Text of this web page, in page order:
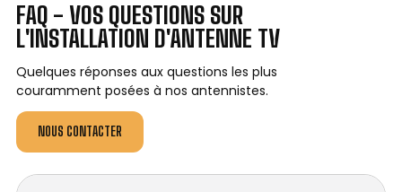
FAQ - VOS QUESTIONS SUR
L'INSTALLATION D'ANTENNE TV
Quelques réponses aux questions les plus
couramment posées à nos antennistes.
NOUS CONTACTER